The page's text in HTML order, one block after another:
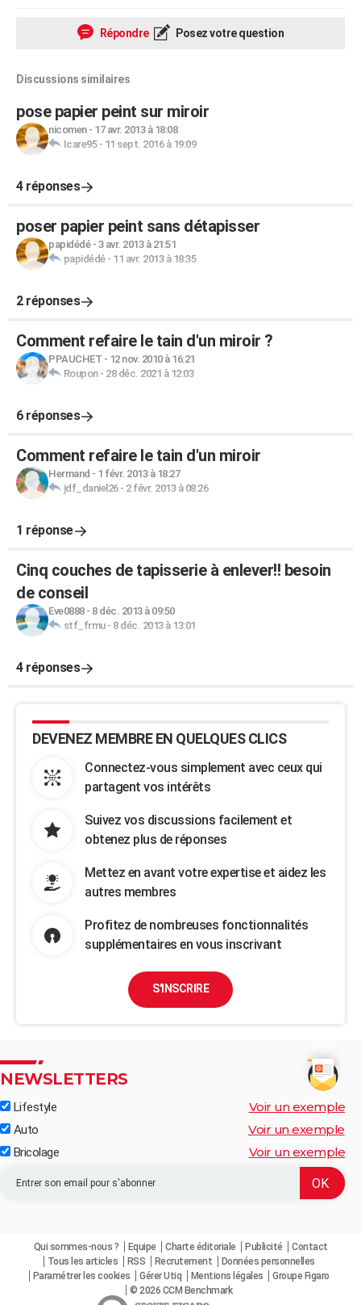
Répondre Posez votre question
Discussions similaires
pose papier peint sur miroir
nicomen- 17 avr. 2013 à 18:08
Icare95- 11 sept. 2016 à 19:09
4 réponses
poser papier peint sans détapisser
papidédé- 3 avr. 2013 à 21:51
papidédé- 11 avr. 2013 à 18:35
2 réponses
Comment refaire le tain d'un miroir ?
PPAUCHET - 12 nov. 2010 à 16:21
Roupon- 28 déc. 2021 à 12:03
6 réponses
Comment refaire le tain d'un miroir
Hermand - 1 févr. 2013 à 18:27
jdf_daniel26- 2 févr. 2013 à 08:26
1 réponse
Cinq couches de tapisserie à enlever!! besoin
de conseil
Eve0888- 8 déc. 2013 à 09:50
stf_frmu- 8 déc. 2013 à 13:01
4 réponses
DEVENEZ MEMBRE EN QUELQUES CLICS
Connectez-vous simplement avec ceux qui
partagent vos intérêts
Suivez vos discussions facilement et
obtenez plus de réponses
Mettez en avant votre expertise et aidez les
autres membres
Profitez de nombreuses fonctionnalités
supplémentaires en vous inscrivant
S'INSCRIRE
NEWSLETTERS
Lifestyle Voir un exemple
Auto Voir un exemple
Bricolage Voir un exemple
Qui sommes-nous ? Equipe Charte éditoriale Publicité
Contact
Tous les articles
RSS Recrutement
Données personnelles
Paramétrer les cookies
Gérer Utiq Mentions légales
Groupe Figaro
© 2026 CCM Benchmark